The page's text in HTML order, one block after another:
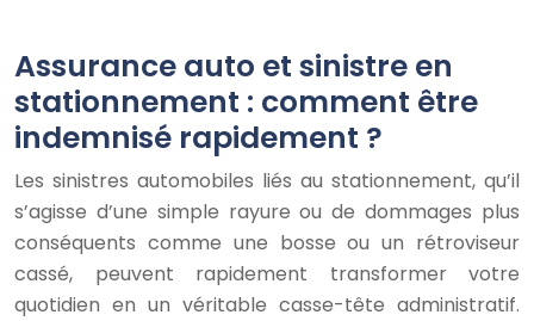
Assurance auto et sinistre en
stationnement : comment être
indemnisé rapidement ?
Les sinistres automobiles liés au stationnement, qu’il
s’agisse d’une simple rayure ou de dommages plus
conséquents comme une bosse ou un rétroviseur
cassé, peuvent rapidement transformer votre
quotidien en un véritable casse-tête administratif.